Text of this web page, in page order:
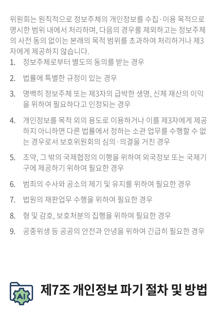
위원회는 원칙적으로 정보주체의 개인정보를 수집·이용 목적으로
명시한 범위 내에서 처리하며, 다음의 경우를 제외하고는 정보주체
의 사전 동의 없이는 본래의 목적 범위를 초과하여 처리하거나 제3
자에게 제공하지 않습니다.
1.
정보주체로부터 별도의 동의를 받는 경우
2.
법률에 특별한 규정이 있는 경우
3.
명백히 정보주체 또는 제3자의 급박한 생명, 신체 재산의 이익
을 위하여 필요하다고 인정되는 경우
4.
개인정보를 목적 외의 용도로 이용하거나 이를 제3자에게 제공
하지 아니하면 다른 법률에서 정하는 소관 업무를 수행할 수 없
는 경우로서 보호위원회의 심의·의결을 거친 경우
5.
조약, 그 밖의 국제협정의 이행을 위하여 외국정보 또는 국제기
구에 제공하기 위하여 필요한 경우
6.
범죄의 수사와 공소의 제기 및 유지를 위하여 필요한 경우
7.
법원의 재판업무 수행을 위하여 필요한 경우
8.
형 및 감호, 보호처분의 집행을 위하여 필요한 경우
9.
공중위생 등 공공의 안전과 안녕을 위하여 긴급히 필요한 경우
제7조 개인정보 파기 절차 및 방법